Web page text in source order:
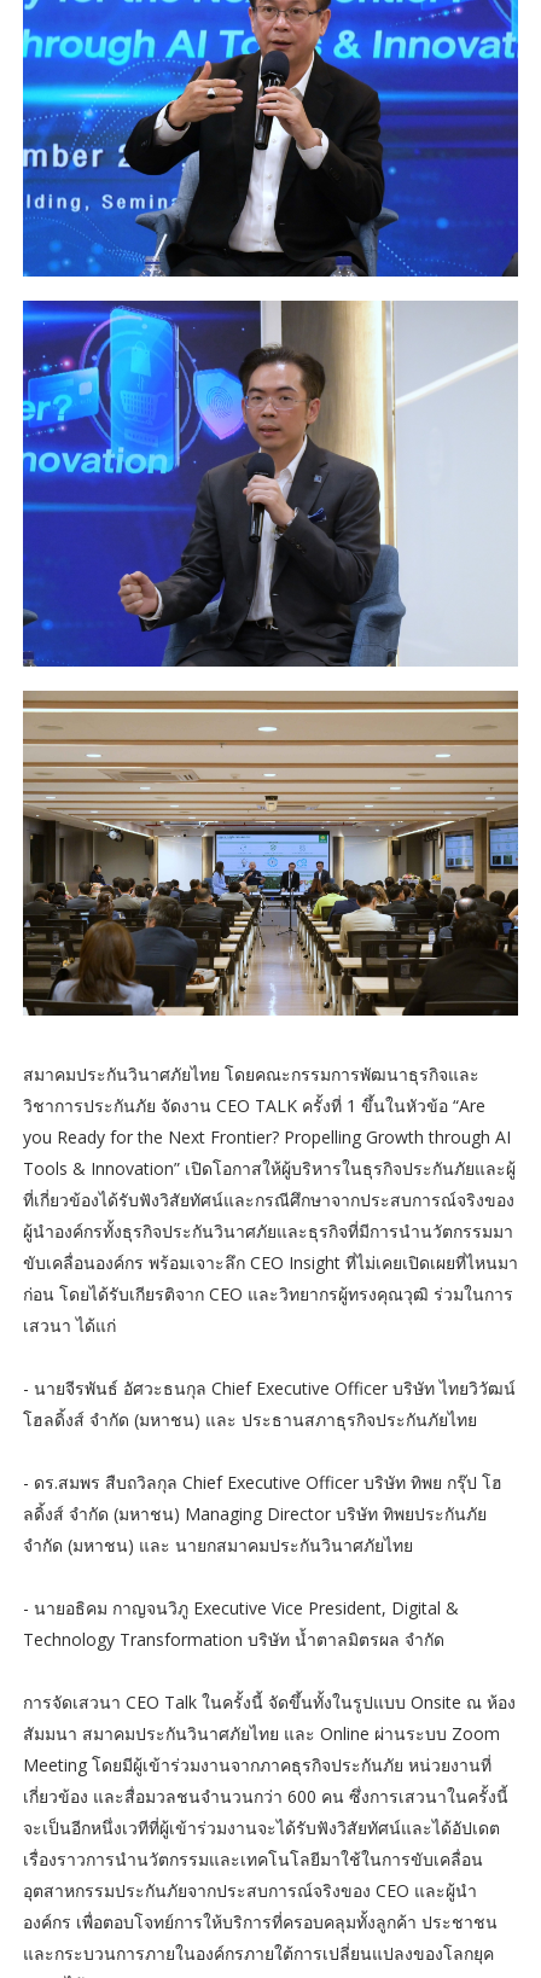
สมาคมประกันวินาศภัยไทย โดยคณะกรรมการพัฒนาธุรกิจและ
วิชาการประกันภัย จัดงาน CEO TALK ครั้งที่ 1 ขึ้นในหัวข้อ “Are
you Ready for the Next Frontier? Propelling Growth through AI
Tools & Innovation” เปิดโอกาสให้ผู้บริหารในธุรกิจประกันภัยและผู้
ที่เกี่ยวข้องได้รับฟังวิสัยทัศน์และกรณีศึกษาจากประสบการณ์จริงของ
ผู้นำองค์กรทั้งธุรกิจประกันวินาศภัยและธุรกิจที่มีการนำนวัตกรรมมา
ขับเคลื่อนองค์กร พร้อมเจาะลึก CEO Insight ที่ไม่เคยเปิดเผยที่ไหนมา
ก่อน โดยได้รับเกียรติจาก CEO และวิทยากรผู้ทรงคุณวุฒิ ร่วมในการ
เสวนา ได้แก่
- นายจีรพันธ์ อัศวะธนกุล Chief Executive Officer บริษัท ไทยวิวัฒน์
โฮลดิ้งส์ จำกัด (มหาชน) และ ประธานสภาธุรกิจประกันภัยไทย
- ดร.สมพร สืบถวิลกุล Chief Executive Officer บริษัท ทิพย กรุ๊ป โฮ
ลดิ้งส์ จำกัด (มหาชน) Managing Director บริษัท ทิพยประกันภัย
จำกัด (มหาชน) และ นายกสมาคมประกันวินาศภัยไทย
- นายอธิคม กาญจนวิภู Executive Vice President, Digital &
Technology Transformation บริษัท น้ำตาลมิตรผล จำกัด
การจัดเสวนา CEO Talk ในครั้งนี้ จัดขึ้นทั้งในรูปแบบ Onsite ณ ห้อง
สัมมนา สมาคมประกันวินาศภัยไทย และ Online ผ่านระบบ Zoom
Meeting โดยมีผู้เข้าร่วมงานจากภาคธุรกิจประกันภัย หน่วยงานที่
เกี่ยวข้อง และสื่อมวลชนจำนวนกว่า 600 คน ซึ่งการเสวนาในครั้งนี้
จะเป็นอีกหนึ่งเวทีที่ผู้เข้าร่วมงานจะได้รับฟังวิสัยทัศน์และได้อัปเดต
เรื่องราวการนำนวัตกรรมและเทคโนโลยีมาใช้ในการขับเคลื่อน
อุตสาหกรรมประกันภัยจากประสบการณ์จริงของ CEO และผู้นำ
องค์กร เพื่อตอบโจทย์การให้บริการที่ครอบคลุมทั้งลูกค้า ประชาชน
และกระบวนการภายในองค์กรภายใต้การเปลี่ยนแปลงของโลกยุค